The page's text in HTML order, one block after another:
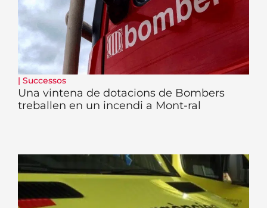
| Successos
Una vintena de dotacions de Bombers
treballen en un incendi a Mont-ral